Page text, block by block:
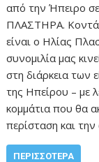
από την Ήπειρο
ΠΛΑΣΤΗΡΑ. Κοντά
είναι ο Ηλίας
συνομιλία μας
στη διάρκεια των
της Ηπείρου – με
κομμάτια που θα
περίσταση και
ΠΕΡΙΣΣΌΤΕΡΑ